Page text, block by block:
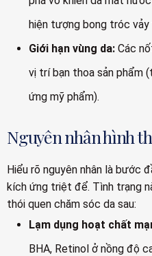
hiện tượng bong tróc vảy
Giới hạn vùng da: Các
vị trí bạn thoa sản phẩm
ứng mỹ phẩm).
Nguyên nhân hình
Hiểu rõ nguyên nhân là bước
kích ứng triệt để. Tình trạng
thói quen chăm sóc da sau:
Lạm dụng hoạt chất
BHA, Retinol ở nồng độ